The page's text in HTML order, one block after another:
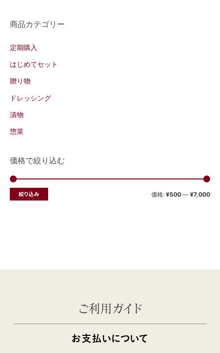
商品カテゴリー
定期購入
はじめてセット
贈り物
ドレッシング
漬物
惣菜
価格で絞り込む
絞り込み 価格: ¥500 — ¥7,000
ご利用ガイド
お支払いについて